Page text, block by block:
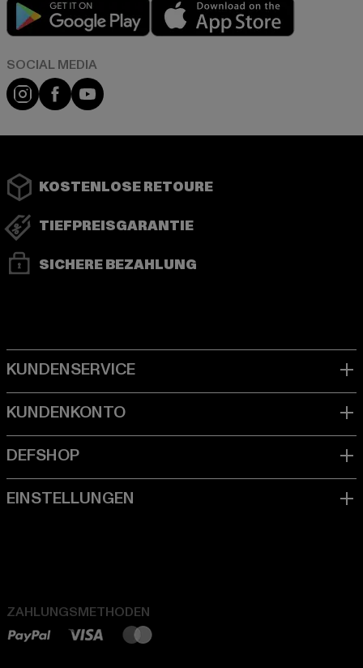
Play market
Instagram
FacebookYouTube
KOSTENLOSE RETOURE
TIEFPREISGARANTIE
SICHERE BEZAHLUNG
ZAHLUNGSMETHODEN